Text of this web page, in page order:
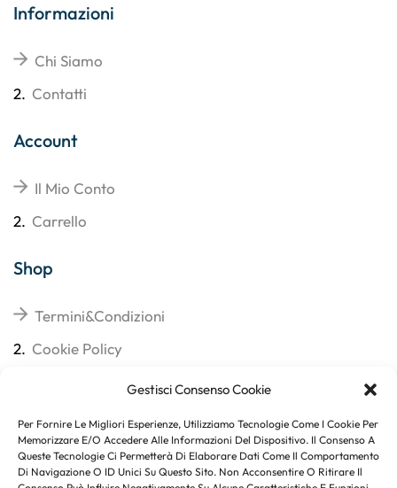
Gestisci Consenso Cookie
Per Fornire Le Migliori Esperienze, Utilizziamo Tecnologie Come I Cookie Per
Memorizzare E/o Accedere Alle Informazioni Del Dispositivo. Il Consenso A
Queste Tecnologie Ci Permetterà Di Elaborare Dati Come Il Comportamento
Di Navigazione O ID Unici Su Questo Sito. Non Acconsentire O Ritirare Il
Informazioni
Chi Siamo
2. Contatti
Account
Il Mio Conto
2. Carrello
Shop
Termini&Condizioni
2. Cookie Policy